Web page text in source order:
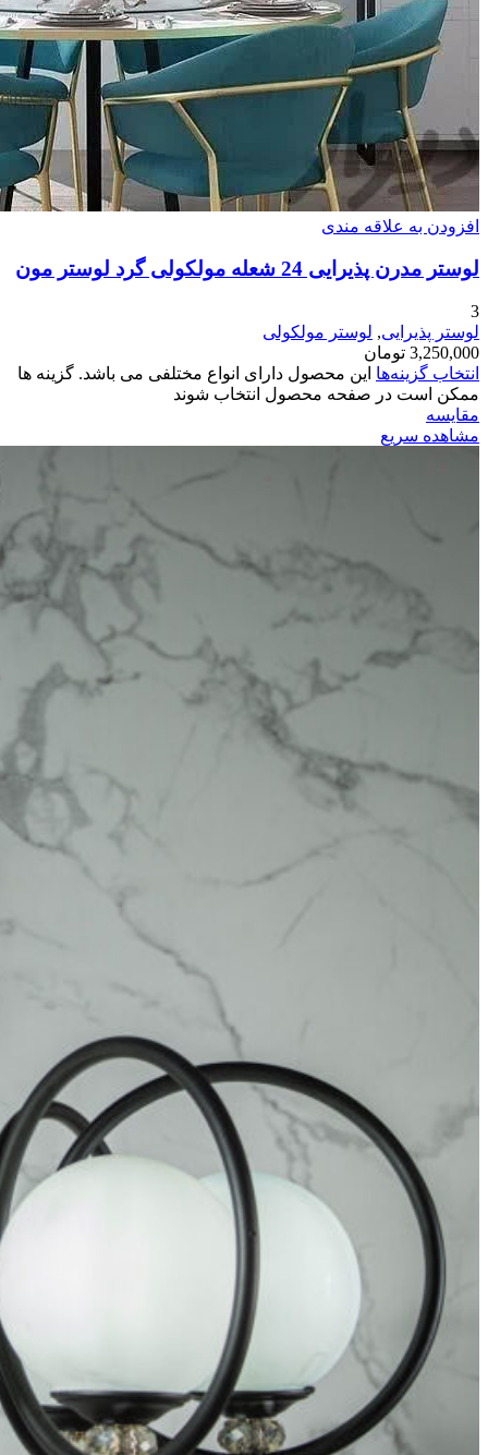
افزودن به علاقه مندی
لوستر مدرن پذیرایی 24 شعله مولکولی گرد لوستر مون
3
لوستر پذیرایی, لوستر مولکولی
3,250,000 تومان
انتخاب گزینه‌ها این محصول دارای انواع مختلفی می باشد. گزینه ها
ممکن است در صفحه محصول انتخاب شوند
مقایسه
مشاهده سریع